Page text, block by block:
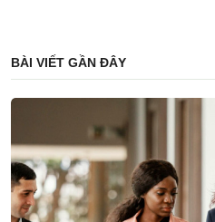
BÀI VIẾT GẦN ĐÂY